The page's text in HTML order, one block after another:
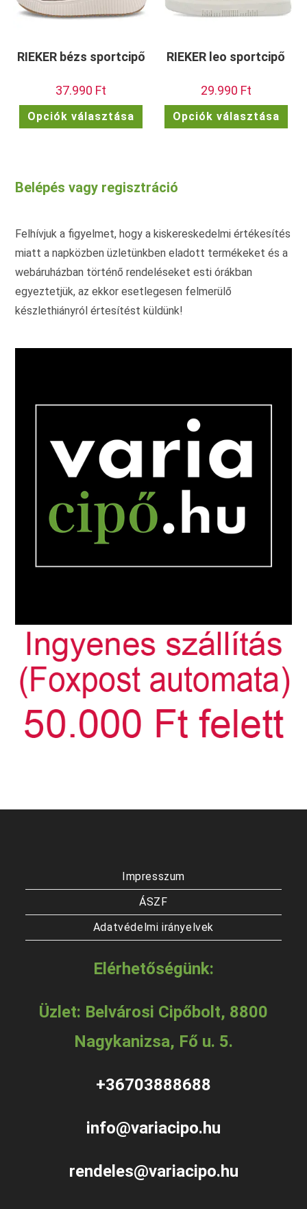
RIEKER bézs sportcipő
37.990 Ft
Opciók választása
terméknek
a
termékoldalon
RIEKER leo sportcipő
29.990 Ft
Opciók választása
Belépés vagy regisztráció
Felhívjuk a figyelmet, hogy a kiskereskedelmi értékesítés
miatt a napközben üzletünkben eladott termékeket és a
webáruházban történő rendeléseket esti órákban
egyeztetjük, az ekkor esetlegesen felmerülő
készlethiányról értesítést küldünk!
Impresszum
ÁSZF
Adatvédelmi irányelvek
Elérhetőségünk:
Üzlet: Belvárosi Cipőbolt, 8800
Nagykanizsa, Fő u. 5.
+36703888688
info@variacipo.hu
rendeles@variacipo.hu